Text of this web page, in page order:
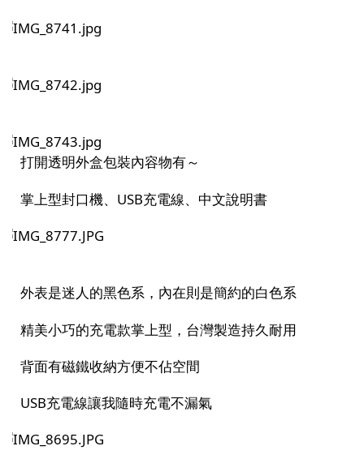
打開透明外盒包裝內容物有～
掌上型封口機、 USB充電線、中文說明書
外表是迷人的黑色系，內在則是簡約的白色系
精美小巧的充電款掌上型，台灣製造持久耐用
背面有磁鐵收納方便不佔空間
USB充電線讓我隨時充電不漏氣